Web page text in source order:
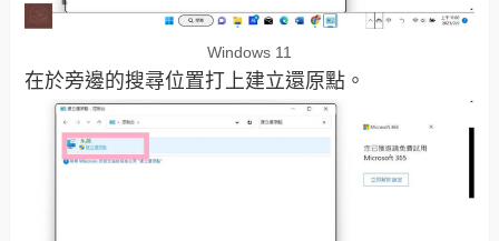
Windows 11
在於旁邊的搜尋位置打上建立還原點。